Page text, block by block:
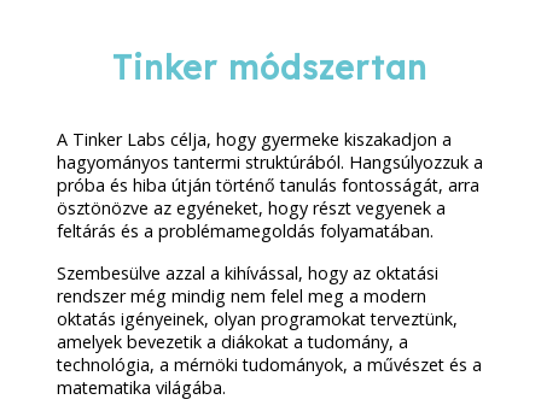
Tinker módszertan
A Tinker Labs célja, hogy gyermeke kiszakadjon a
hagyományos tantermi struktúrából. Hangsúlyozzuk a
próba és hiba útján történő tanulás fontosságát, arra
ösztönözve az egyéneket, hogy részt vegyenek a
feltárás és a problémamegoldás folyamatában.
Szembesülve azzal a kihívással, hogy az oktatási
rendszer még mindig nem felel meg a modern
oktatás igényeinek, olyan programokat terveztünk,
amelyek bevezetik a diákokat a tudomány, a
technológia, a mérnöki tudományok, a művészet és a
matematika világába.